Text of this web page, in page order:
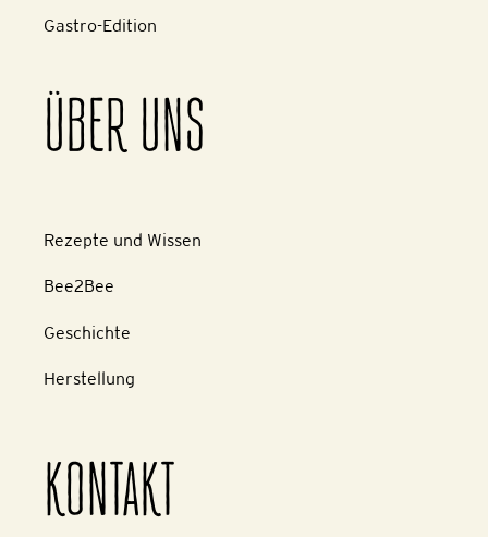
Gastro-Edition
ÜBER UNS
Rezepte und Wissen
Bee2Bee
Geschichte
Herstellung
KONTAKT